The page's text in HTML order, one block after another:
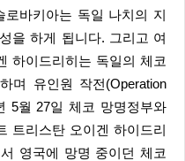
바키아는 독일 나치의 지
을 하게 됩니다. 그리고 여
하이드리히는 독일의 체코
며 유인원 작전(Operation
5월 27일 체코 망명정부와
트리스탄 오이겐 하이드리
영국에 망명 중이던 체코